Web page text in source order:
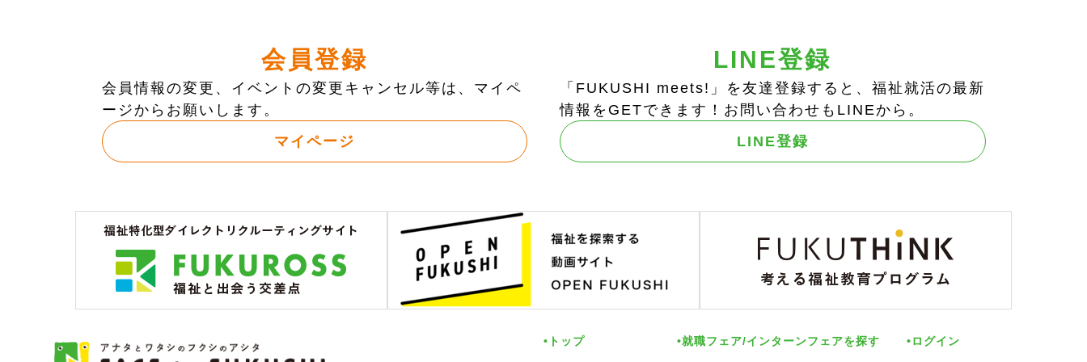
会員登録
会員情報の変更、イベントの変更キャンセル等は、マイペ
ージからお願いします。
マイページ
LINE登録
「FUKUSHI meets!」を友達登録すると、福祉就活の最新
情報をGETできます！お問い合わせもLINEから。
LINE登録
トップ 就職フェア/インターンフェアを探す ログイン